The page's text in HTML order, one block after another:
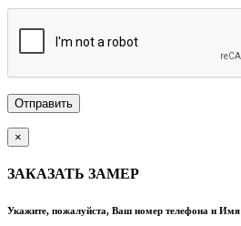
×
ЗАКАЗАТЬ ЗАМЕР
Укажите, пожалуйста, Ваш номер телефона и Имя